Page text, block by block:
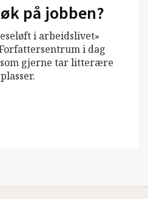
på jobben?
i arbeidslivet»
i dag
gjerne tar litterære